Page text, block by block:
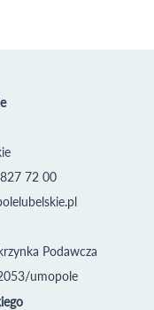
72 00
Podawcza
umopole